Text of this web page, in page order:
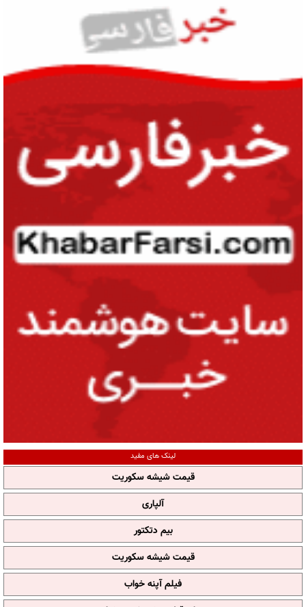
لینک های مفید
قیمت شیشه سکوریت
آلپاری
بیم دتکتور
قیمت شیشه سکوریت
فیلم آپنه خواب